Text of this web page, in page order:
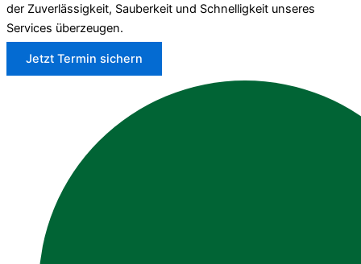
der Zuverlässigkeit, Sauberkeit und Schnelligkeit unseres
Services überzeugen.
Jetzt Termin sichern